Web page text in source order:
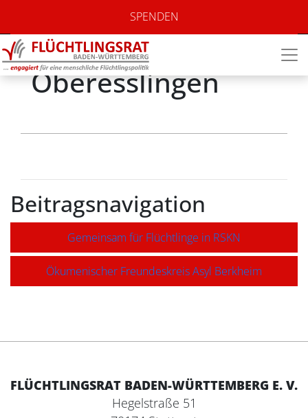
SPENDEN
Freundeskreis
Flüchtlinge
Oberesslingen
Beitragsnavigation
Gemeinsam für Flüchtlinge in RSKN
Ökumenischer Freundeskreis Asyl Berkheim
FLÜCHTLINGSRAT BADEN-WÜRTTEMBERG E. V.
Hegelstraße 51